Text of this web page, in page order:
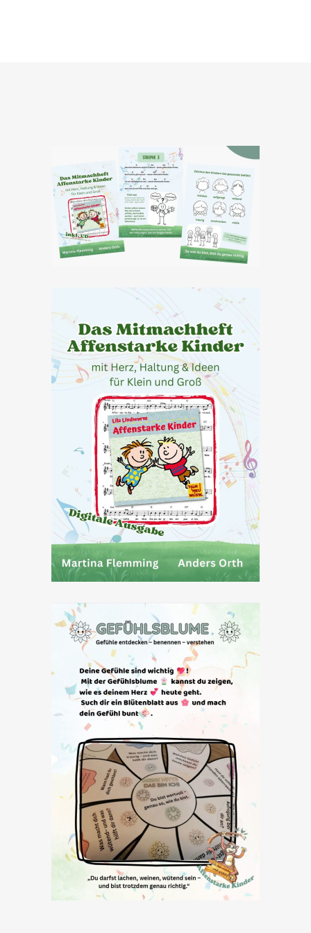
DAS MITMACHHEFT
AFFENSTARKE KINDER INKL
CD
12,50€
IN DEN WARENKORB
DIGITALE AUSGABE: DAS
MITMACHHEFT
AFFENSTARKE KINDER
9,90€
IN DEN WARENKORB
GEFÜHLSBLUME
9,90€
IN DEN WARENKORB